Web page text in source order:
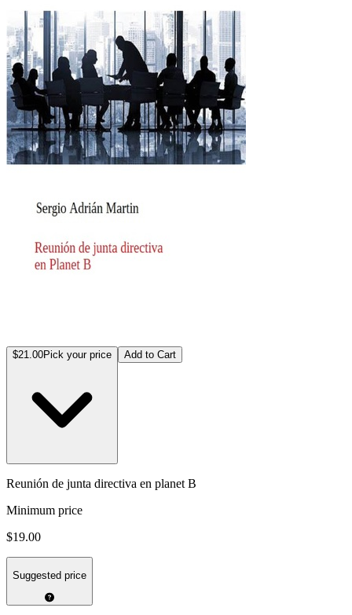
$21.00Pick your price Add to Cart
Reunión de junta directiva en planet B
Minimum price
$19.00
Suggested price